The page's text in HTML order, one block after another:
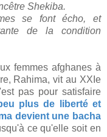
Shekiba.
se font écho, et
de la condition
femmes afghanes à
Rahima, vit au XXIe
pas pour satisfaire
plus de liberté et
devient une bacha
ce qu'elle soit en